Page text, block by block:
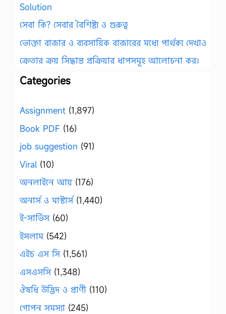
Solution
সেবা কি? সেবার বৈশিষ্ট্য ও গুরুত্ব
ভোক্তা বাজার ও ব্যবসায়িক বাজারের মধ্যে পার্থক্য দেখাও
ক্রেতার ক্রয় সিদ্ধান্ত প্রক্রিয়ার ধাপসমূহ আলোচনা কর।
Categories
Assignment (1,897)
Book PDF (16)
job suggestion (91)
Viral (10)
অনলাইনে আয় (176)
অনার্স ও মাস্টার্স(1,440)
ই-সার্ভিস(60)
ইসলাম(542)
এইচ এস সি(1,561)
এসএসসি(1,348)
ঔষধি উদ্ভিদ ও প্রাণী (110)
গোপন সমস্যা (245)